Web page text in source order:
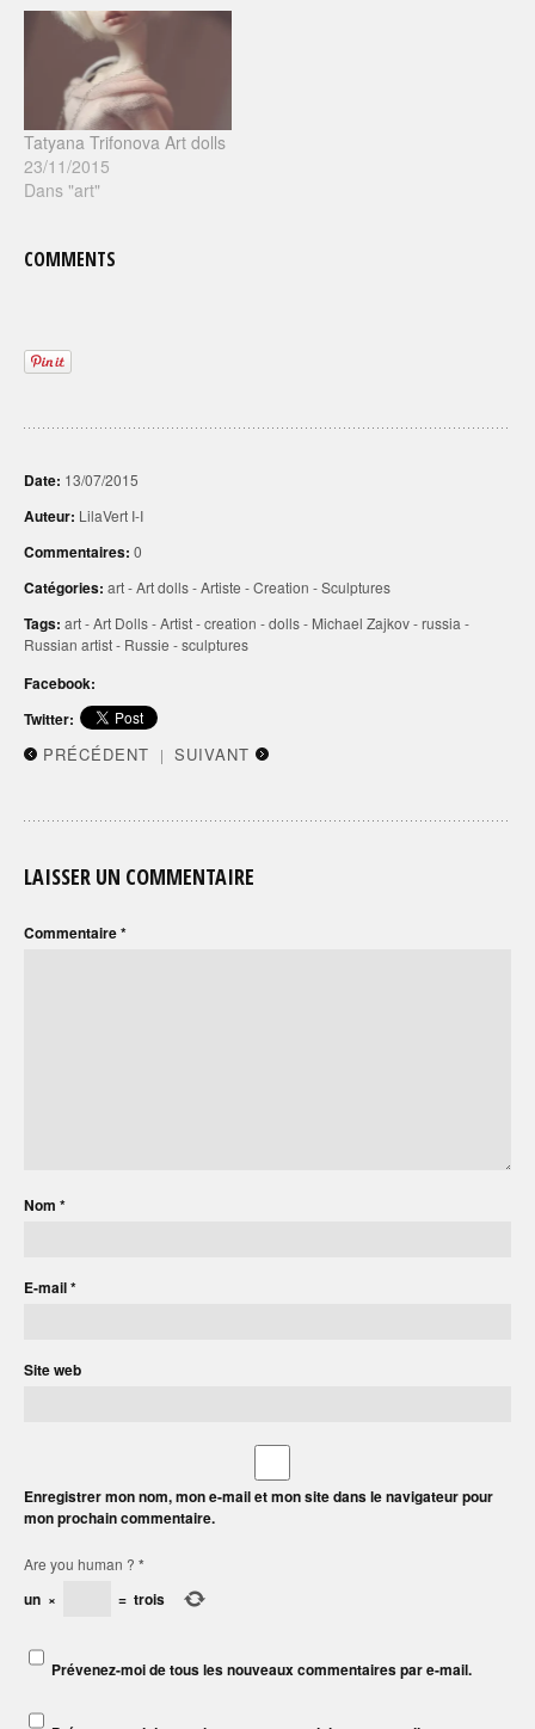
Tatyana Trifonova Art dolls
23/11/2015
Dans "art"
COMMENTS
Date: 13/07/2015
Auteur: LilaVert I-I
Commentaires: 0
Catégories: art-Art dolls-Artiste -Creation -Sculptures
Tags: art-Art Dolls-Artist-creation -dolls- Michael Zajkov-russia -
Russian artist- Russie -sculptures
Facebook:
Twitter:
PRÉCÉDENT | SUIVANT
LAISSER UN COMMENTAIRE
Commentaire*
Nom *
E-mail*
Site web
Enregistrer mon nom, mon e-mail et mon site dans le navigateur pour
mon prochain commentaire.
Are you human ? *
un × = trois
Prévenez-moi de tous les nouveaux commentaires par e-mail.